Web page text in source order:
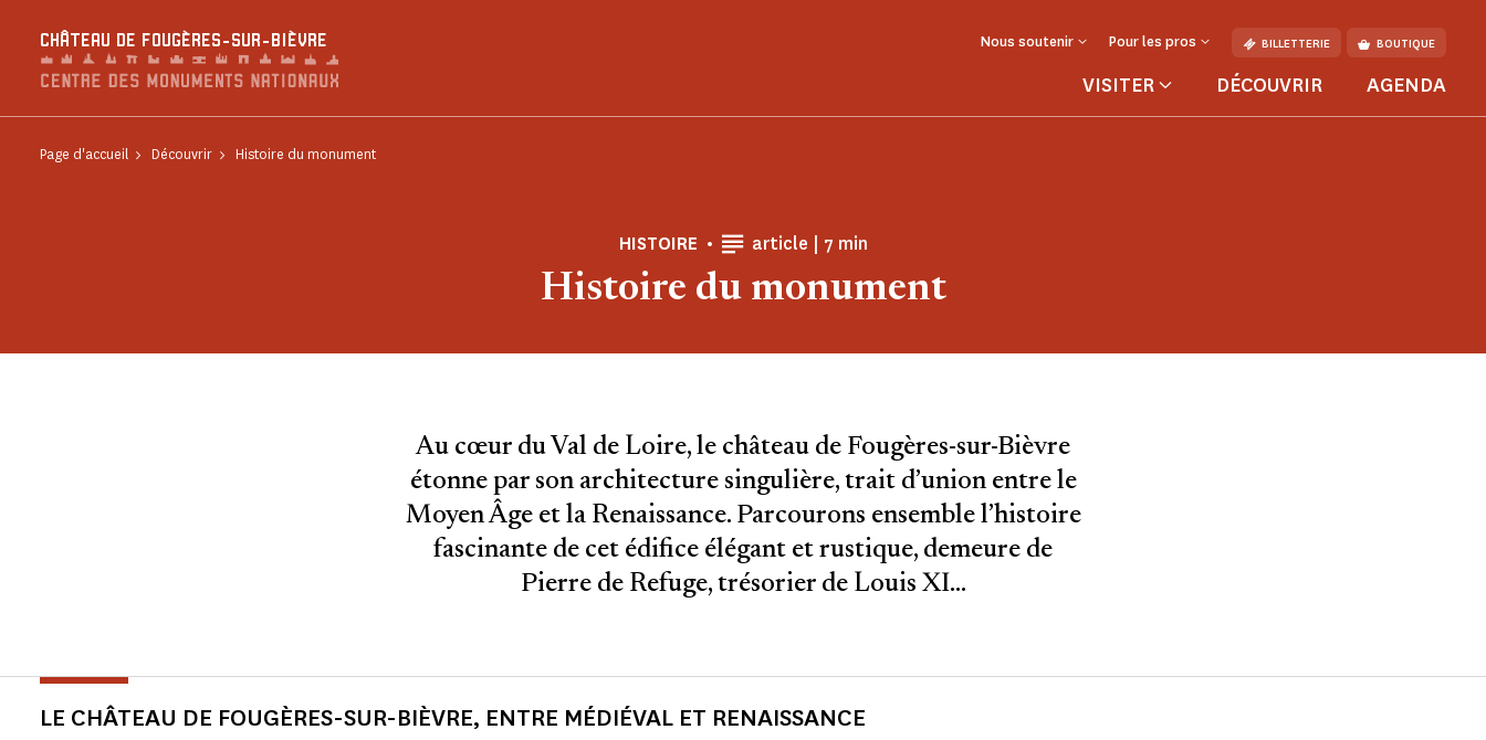
CHÂTEAU DE FOUGÈRES-SUR-BIÈVRE Nous soutenir Pour les pros BILLETTERIE BOUTIQUE
VISITER DÉCOUVRIR AGENDA
Page d'accueil Découvrir Histoire du monument
HISTOIRE article | Temps de Lecture
7 min
Histoire du monument
Au cœur du Val de Loire, le château de Fougères-sur-Bièvre
étonne par son architecture singulière, trait d’union entre le
Moyen Âge et la Renaissance. Parcourons ensemble l’histoire
fascinante de cet édifice élégant et rustique, demeure de
Pierre de Refuge, trésorier de Louis XI…
LE CHÂTEAU DE FOUGÈRES-SUR-BIÈVRE, ENTRE MÉDIÉVAL ET RENAISSANCE